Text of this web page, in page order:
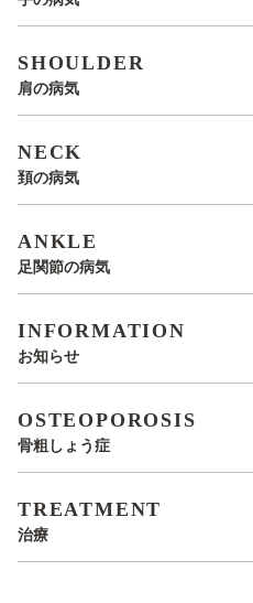
SHOULDER
肩の病気
NECK
頚の病気
ANKLE
足関節の病気
INFORMATION
お知らせ
OSTEOPOROSIS
骨粗しょう症
TREATMENT
治療